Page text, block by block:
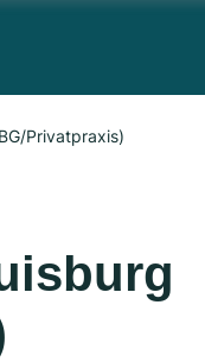
Privatpraxis)